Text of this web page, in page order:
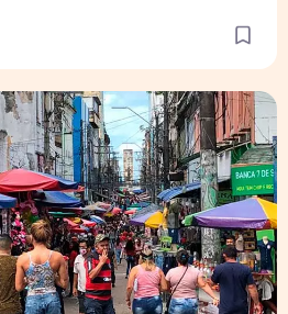
setores específicos, mas não